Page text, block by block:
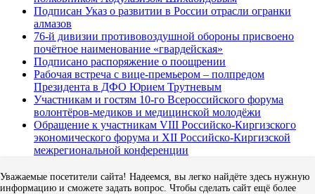
Подписан Указ о развитии в России отрасли огранки
алмазов
76-й дивизии противовоздушной обороны присвоено
почётное наименование «гвардейская»
Подписано распоряжение о поощрении
Рабочая встреча с вице-премьером – полпредом
Президента в ДФО Юрием Трутневым
Участникам и гостям 10-го Всероссийского форума
волонтёров-медиков и медицинской молодёжи
Обращение к участникам VIII Российско-Киргизского
экономического форума и XII Российско-Киргизской
межрегиональной конференции
Новости Саратовской области
Уважаемые посетители сайта! Надеемся, вы легко найдёте здесь нужную
информацию и сможете задать вопрос. Чтобы сделать сайт ещё более